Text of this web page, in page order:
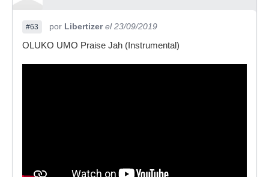
#63 por Libertizer el 23/09/2019
OLUKO UMO Praise Jah (Instrumental)